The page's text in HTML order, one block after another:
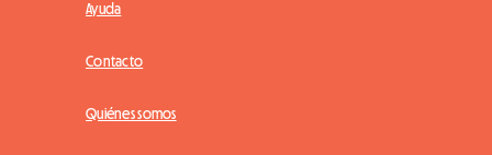
Ayuda
Contacto
Quiénes somos